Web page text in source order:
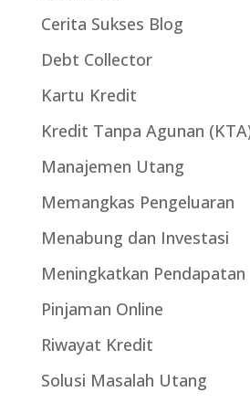
Cerita Sukses Blog
Debt Collector
Kartu Kredit
Kredit Tanpa Agunan
Manajemen Utang
Memangkas Pengeluaran
Menabung dan Investasi
Meningkatkan Pendapatan
Pinjaman Online
Riwayat Kredit
Solusi Masalah Utang